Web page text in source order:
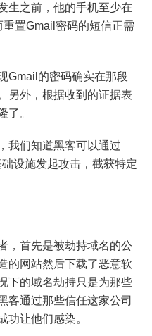
生之前，他的手机至少在
置Gmail密码的短信正需
Gmail的密码确实在那段
另外，根据收到的证据表
了。
我们知道黑客可以通过
设施发起攻击，截获特定
，首先是被劫持域名的公
的网站然后下载了恶意软
下的域名劫持只是为那些
客通过那些信任这家公司
功让他们感染。